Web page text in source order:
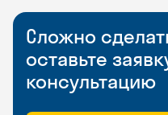
Сложно
оставьте
консультацию